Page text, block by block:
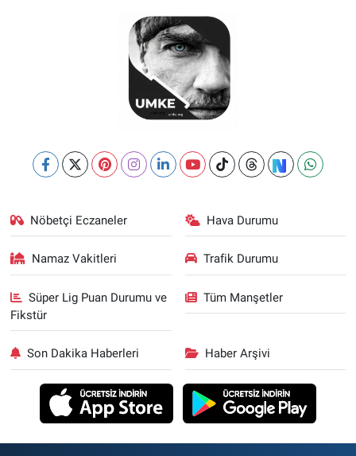
Nöbetçi Eczaneler Hava Durumu
Namaz Vakitleri Trafik Durumu
Süper Lig Puan Durumu ve
Fikstür
Tüm Manşetler
Son Dakika Haberleri Haber Arşivi